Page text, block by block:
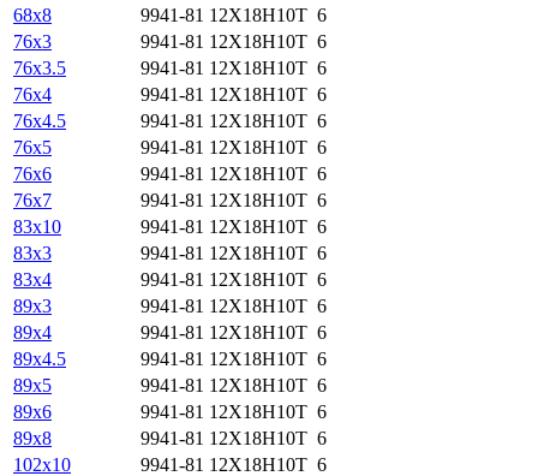
68х8
9941-81 12Х18Н10Т 6
76х3
9941-81 12Х18Н10Т 6
76х3.5
9941-81 12Х18Н10Т 6
76х4
9941-81 12Х18Н10Т 6
76х4.5
9941-81 12Х18Н10Т 6
76х5
9941-81 12Х18Н10Т 6
76х6
9941-81 12Х18Н10Т 6
76х7
9941-81 12Х18Н10Т 6
83х10
9941-81 12Х18Н10Т 6
83х3
9941-81 12Х18Н10Т 6
83х4
9941-81 12Х18Н10Т 6
89х3
9941-81 12Х18Н10Т 6
89х4
9941-81 12Х18Н10Т 6
89х4.5
9941-81 12Х18Н10Т 6
89х5
9941-81 12Х18Н10Т 6
89х6
9941-81 12Х18Н10Т 6
89х8
9941-81 12Х18Н10Т 6
102х10
9941-81 12Х18Н10Т 6